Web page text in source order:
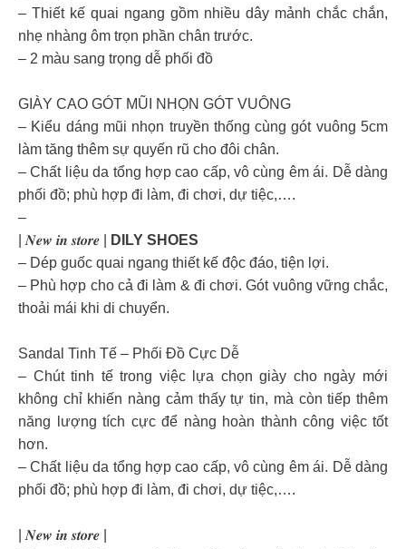
– Thiết kế quai ngang gồm nhiều dây mảnh chắc chắn,
nhẹ nhàng ôm trọn phần chân trước.
– 2 màu sang trọng dễ phối đồ
GIÀY CAO GÓT MŨI NHỌN GÓT VUÔNG
– Kiểu dáng mũi nhọn truyền thống cùng gót vuông 5cm
làm tăng thêm sự quyến rũ cho đôi chân.
– Chất liệu da tổng hợp cao cấp, vô cùng êm ái. Dễ dàng
phối đồ; phù hợp đi làm, đi chơi, dự tiệc,….
–
| 𝑵𝒆𝒘 𝒊𝒏 𝒔𝒕𝒐𝒓𝒆 |
DILY SHOES
– Dép guốc quai ngang thiết kế độc đáo, tiện lợi.
– Phù hợp cho cả đi làm & đi chơi. Gót vuông vững chắc,
thoải mái khi di chuyển.
Sandal Tinh Tế – Phối Đồ Cực Dễ
– Chút tinh tế trong việc lựa chọn giày cho ngày mới
không chỉ khiến nàng cảm thấy tự tin, mà còn tiếp thêm
năng lượng tích cực để nàng hoàn thành công việc tốt
hơn.
– Chất liệu da tổng hợp cao cấp, vô cùng êm ái. Dễ dàng
phối đồ; phù hợp đi làm, đi chơi, dự tiệc,….
| 𝑵𝒆𝒘 𝒊𝒏 𝒔𝒕𝒐𝒓𝒆 |